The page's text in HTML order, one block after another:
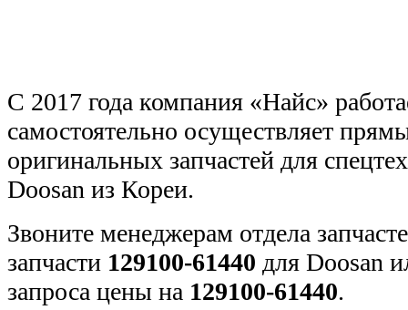
С 2017 года компания «Найс»
самостоятельно осуществляет
оригинальных запчастей для
Doosan из Кореи.
Звоните менеджерам отдела
запчасти 129100-61440 для Doosan
запроса цены на 129100-61440.